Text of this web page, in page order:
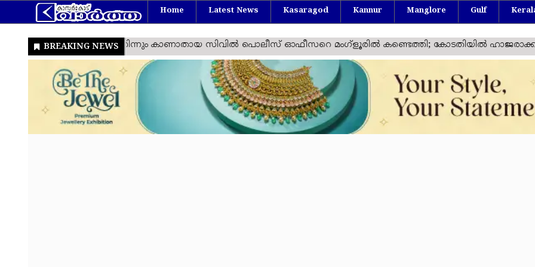
Home Latest News Kasaragod Kannur Manglore Gulf